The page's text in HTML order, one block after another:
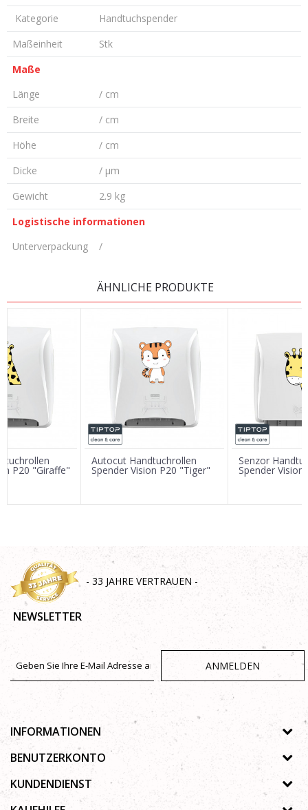
Kategorie
Handtuchspender
Maßeinheit
Stk
Maße
Länge
/ cm
Breite
/ cm
Höhe
/ cm
Dicke
/ µm
Gewicht
2.9 kg
Logistische informationen
Unterverpackung
/
E-Mail
Nachricht
ÄHNLICHE PRODUKTE
P20 "Giraffe"
Autocut Handtuchrollen
Spender Vision P20 "Tiger"
Senzor
Spender Vision
- 33 JAHRE VERTRAUEN -
NEWSLETTER
ANMELDEN
INFORMATIONEN
Über uns
Geschäfte
BENUTZERKONTO
Registrierungsanweisungen
Passwort vergessen
KUNDENDIENST
Datenschutz-Bestimmungen